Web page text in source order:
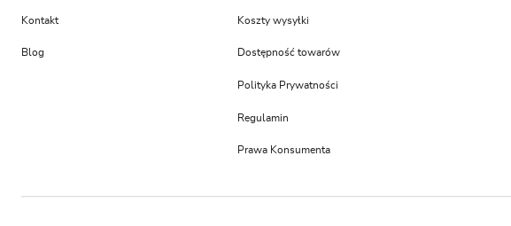
Kontakt
Blog
Koszty wysyłki
Dostępność towarów
Polityka Prywatności
Regulamin
Prawa Konsumenta